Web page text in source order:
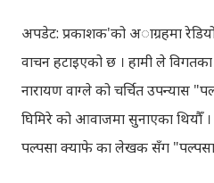
अपडेट: प्रकाशक'को अाग्रहमा
वाचन हटाइएको छ । हामी ले
नारायण वाग्ले को चर्चित उपन्यास
घिमिरे को आवाजमा सुनाएका थियौँ
पल्पसा क्याफे का लेखक सँग "पल्पसा